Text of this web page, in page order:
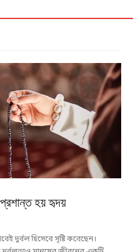
প্রশান্ত হয় হৃদয়
দুর্বল হিসেবে সৃষ্টি করেছেন।